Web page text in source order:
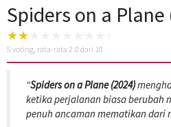
Spiders on a Plane
5 voting, rata-rata 2.0 dari 10
“Spiders on a Plane (2024)
ketika perjalanan biasa berubah
penuh ancaman mematikan dari